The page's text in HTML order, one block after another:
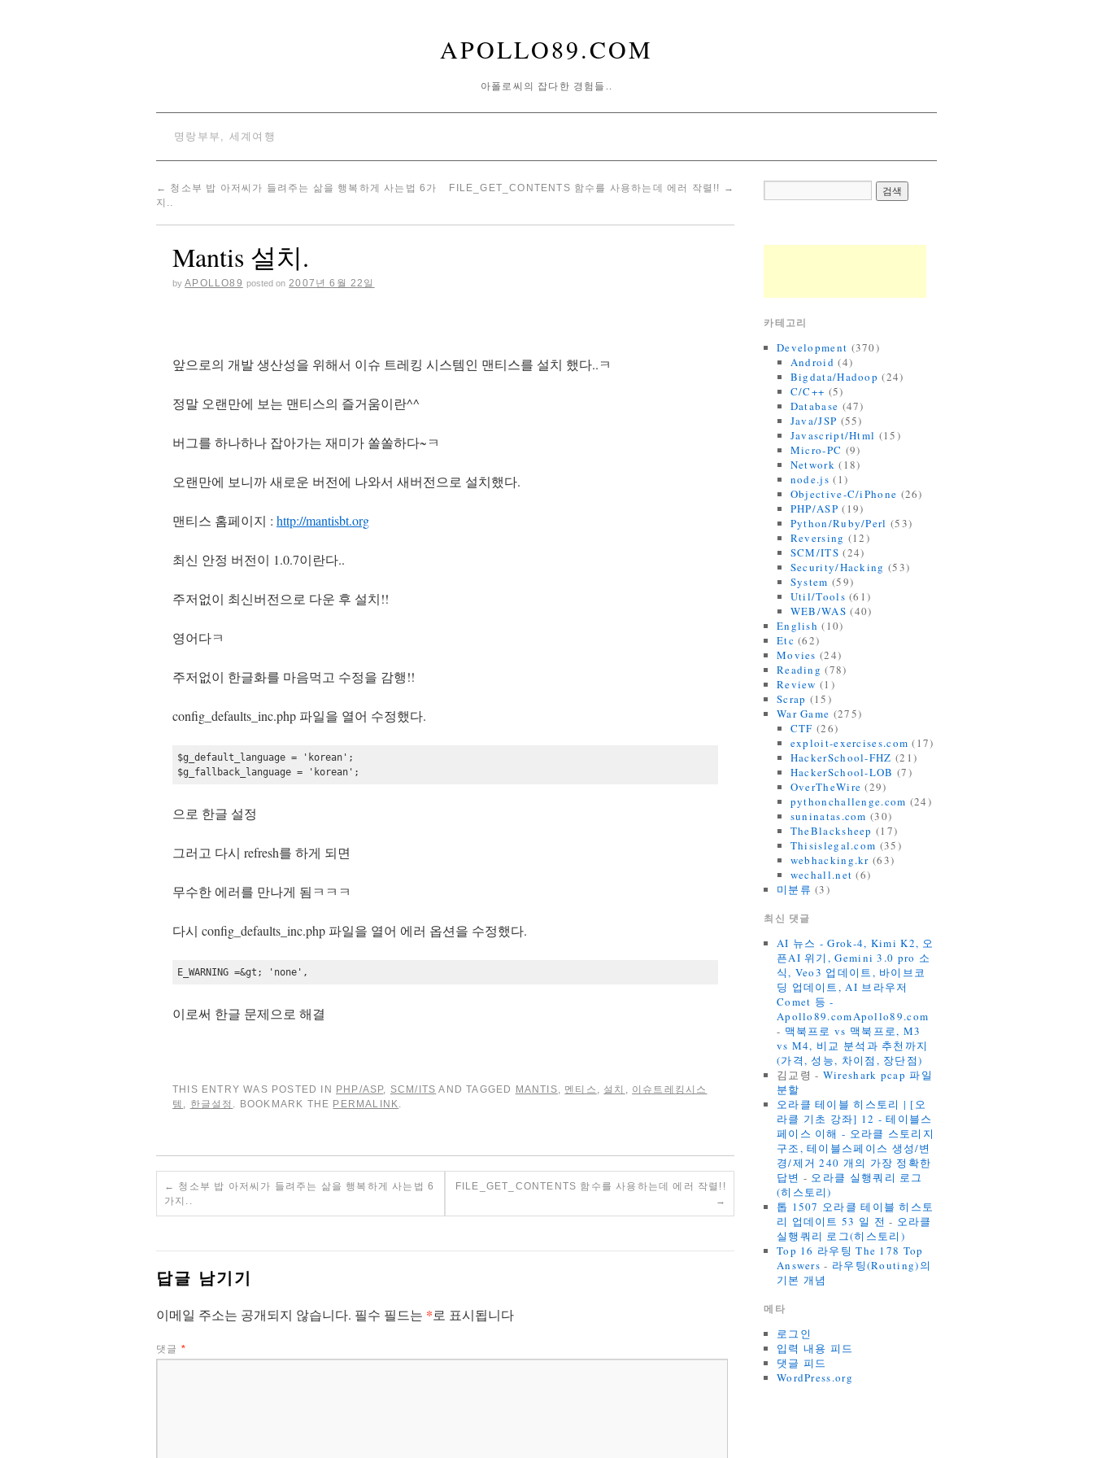
APOLLO89.COM
아폴로씨의 잡다한 경험들..
명랑부부, 세계여행
← 청소부 밥 아저씨가 들려주는 삶을 행복하게 사는법 6가
지..
FILE_GET_CONTENTS 함수를 사용하는데 에러 작렬!! →
Mantis 설치.
by APOLLO89 posted on 2007년 6월 22일
앞으로의 개발 생산성을 위해서 이슈 트레킹 시스템인 맨티스를 설치 했다..ㅋ
정말 오랜만에 보는 맨티스의 즐거움이란^^
버그를 하나하나 잡아가는 재미가 쏠쏠하다~ㅋ
오랜만에 보니까 새로운 버전에 나와서 새버전으로 설치했다.
맨티스 홈페이지 : http://mantisbt.org
최신 안정 버전이 1.0.7이란다..
주저없이 최신버전으로 다운 후 설치!!
영어다ㅋ
주저없이 한글화를 마음먹고 수정을 감행!!
config_defaults_inc.php 파일을 열어 수정했다.
$g_default_language = 'korean';
$g_fallback_language = 'korean';
으로 한글 설정
그러고 다시 refresh를 하게 되면
무수한 에러를 만나게 됨ㅋㅋㅋ
다시 config_defaults_inc.php 파일을 열어 에러 옵션을 수정했다.
E_WARNING =&gt; 'none',
이로써 한글 문제으로 해결
THIS ENTRY WAS POSTED IN PHP/ASP, SCM/ITS AND TAGGED MANTIS, 멘티스 , 설치 , 이슈트레킹시스
템 , 한글설정 . BOOKMARK THE PERMALINK.
← 청소부 밥 아저씨가 들려주는 삶을 행복하게 사는법 6
가지..
FILE_GET_CONTENTS 함수를 사용하는데 에러 작렬!!
→
답글 남기기
이메일 주소는 공개되지 않습니다. 필수 필드는 *로 표시됩니다
댓글 *
카테고리
Development (370)
Android (4)
Bigdata/Hadoop (24)
C/C++ (5)
Database (47)
Java/JSP (55)
Javascript/Html (15)
Micro-PC (9)
Network (18)
node.js (1)
Objective-C/iPhone (26)
PHP/ASP (19)
Python/Ruby/Perl (53)
Reversing (12)
SCM/ITS (24)
Security/Hacking (53)
System (59)
Util/Tools (61)
WEB/WAS (40)
English (10)
Etc (62)
Movies (24)
Reading (78)
Review (1)
Scrap (15)
War Game (275)
CTF (26)
exploit-exercises.com (17)
HackerSchool-FHZ (21)
HackerSchool-LOB (7)
OverTheWire (29)
pythonchallenge.com (24)
suninatas.com (30)
TheBlacksheep (17)
Thisislegal.com (35)
webhacking.kr (63)
wechall.net (6)
미분류 (3)
최신 댓글
AI 뉴스 - Grok-4, Kimi K2, 오
픈AI 위기, Gemini 3.0 pro 소
식, Veo3 업데이트, 바이브코
딩 업데이트, AI 브라우저
Comet 등 -
Apollo89.comApollo89.com
- 맥북프로 vs 맥북프로, M3
vs M4, 비교 분석과 추천까지
(가격, 성능, 차이점, 장단점)
김교령 - Wireshark pcap 파일
분할
오라클 테이블 히스토리 | [오
라클 기초 강좌] 12 - 테이블스
페이스 이해 - 오라클 스토리지
구조, 테이블스페이스 생성/변
경/제거 240 개의 가장 정확한
답변 - 오라클 실행쿼리 로그
(히스토리)
톱 1507 오라클 테이블 히스토
리 업데이트 53 일 전 - 오라클
실행쿼리 로그(히스토리)
Top 16 라우팅 The 178 Top
Answers - 라우팅(Routing)의
기본 개념
메타
로그인
입력 내용 피드
댓글 피드
WordPress.org